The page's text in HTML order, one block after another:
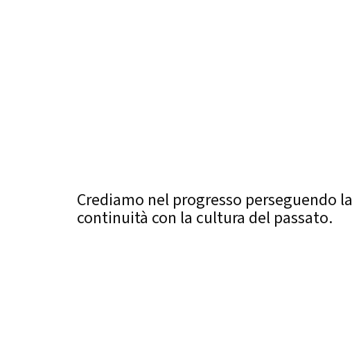
Crediamo nel progresso perseguendo la
continuità con la cultura del passato.